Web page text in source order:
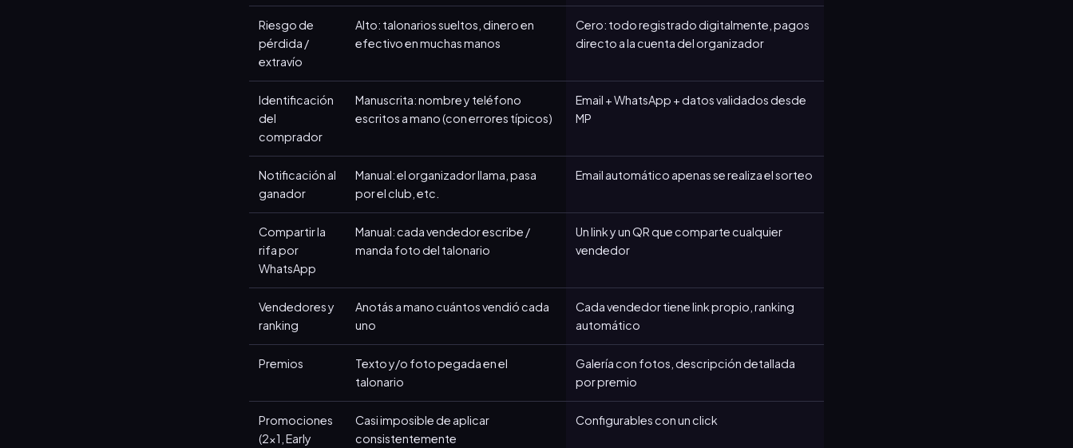
Riesgo de
pérdida /
extravío
Alto: talonarios sueltos, dinero en
efectivo en muchas manos
Cero: todo registrado digitalmente, pagos
directo a la cuenta del organizador
Identificación
del
comprador
Manuscrita: nombre y teléfono
escritos a mano (con errores típicos)
Email + WhatsApp + datos validados desde
MP
Notificación al
ganador
Manual: el organizador llama, pasa
por el club, etc.
Email automático apenas se realiza el sorteo
Compartir la
rifa por
WhatsApp
Manual: cada vendedor escribe /
manda foto del talonario
Un link y un QR que comparte cualquier
vendedor
Vendedores y
ranking
Anotás a mano cuántos vendió cada
uno
Cada vendedor tiene link propio, ranking
automático
Premios
Texto y/o foto pegada en el
talonario
Galería con fotos, descripción detallada
por premio
Promociones
(2x1, Early
Casi imposible de aplicar
consistentemente
Configurables con un click